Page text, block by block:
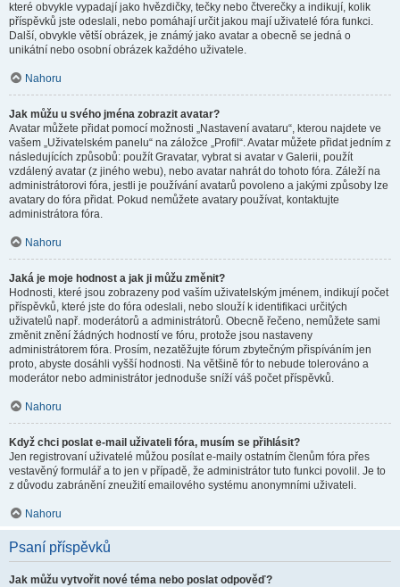
které obvykle vypadají jako hvězdičky, tečky nebo čtverečky a indikují, kolik
příspěvků jste odeslali, nebo pomáhají určit jakou mají uživatelé fóra funkci.
Další, obvykle větší obrázek, je známý jako avatar a obecně se jedná o
unikátní nebo osobní obrázek každého uživatele.
Nahoru
Jak můžu u svého jména zobrazit avatar?
Avatar můžete přidat pomocí možnosti „Nastavení avataru“, kterou najdete ve
vašem „Uživatelském panelu“ na záložce „Profil“. Avatar můžete přidat jedním z
následujících způsobů: použít Gravatar, vybrat si avatar v Galerii, použít
vzdálený avatar (z jiného webu), nebo avatar nahrát do tohoto fóra. Záleží na
administrátorovi fóra, jestli je používání avatarů povoleno a jakými způsoby lze
avatary do fóra přidat. Pokud nemůžete avatary používat, kontaktujte
administrátora fóra.
Nahoru
Jaká je moje hodnost a jak ji můžu změnit?
Hodnosti, které jsou zobrazeny pod vaším uživatelským jménem, indikují počet
příspěvků, které jste do fóra odeslali, nebo slouží k identifikaci určitých
uživatelů např. moderátorů a administrátorů. Obecně řečeno, nemůžete sami
změnit znění žádných hodností ve fóru, protože jsou nastaveny
administrátorem fóra. Prosím, nezatěžujte fórum zbytečným přispíváním jen
proto, abyste dosáhli vyšší hodnosti. Na většině fór to nebude tolerováno a
moderátor nebo administrátor jednoduše sníží váš počet příspěvků.
Nahoru
Když chci poslat e-mail uživateli fóra, musím se přihlásit?
Jen registrovaní uživatelé můžou posílat e-maily ostatním členům fóra přes
vestavěný formulář a to jen v případě, že administrátor tuto funkci povolil. Je to
z důvodu zabránění zneužití emailového systému anonymními uživateli.
Nahoru
Psaní příspěvků
Jak můžu vytvořit nové téma nebo poslat odpověď?